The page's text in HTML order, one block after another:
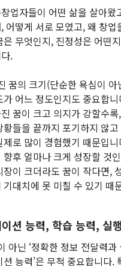
업자들이 어떤 삶을 살아왔
어떻게 서로 모였고, 왜 창
은 무엇인지, 진정성은 어떤
.
꿈의 크기(단순한 욕심이
어느 정도인지도 중요합
꿈이 크고 의지가 강할수
황들을 끝까지 포기하지 않
제로 많이 경험했기 때문입
향후 얼마나 크게 성장할 것
장이 크더라도 꿈이 작다면,
대치에 못 미칠 수 있기 때
션 능력, 학습 능력, 실
아닌 ‘정확한 정보 전달력과
션 능력’은 무척 중요합니다.